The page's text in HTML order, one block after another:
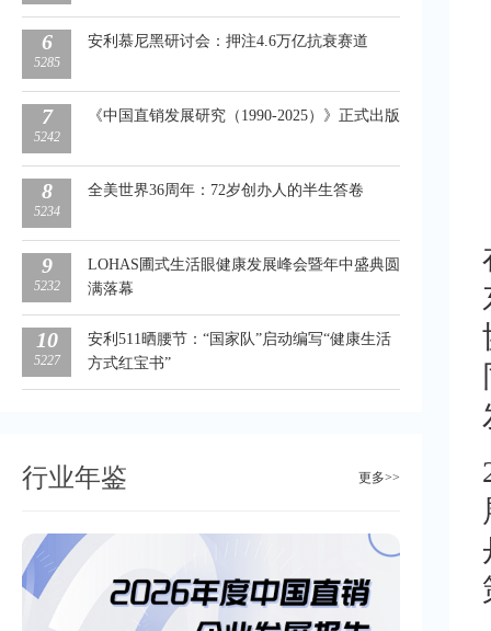
6
5285
安利慕尼黑研讨会：押注4.6万亿抗衰赛道
7
5242
《中国直销发展研究（1990-2025）》正式出版
8
5234
全美世界36周年：72岁创办人的半生答卷
9
5232
LOHAS圃式生活眼健康发展峰会暨年中盛典圆
满落幕
10
5227
安利511晒腰节：“国家队”启动编写“健康生活
方式红宝书”
行业年鉴 更多>>